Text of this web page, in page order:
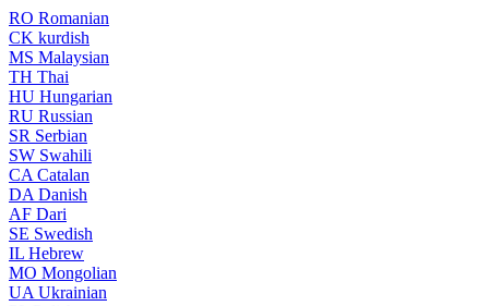
RO Romanian
CK kurdish
MS Malaysian
TH Thai
HU Hungarian
RU Russian
SR Serbian
SW Swahili
CA Catalan
DA Danish
AF Dari
SE Swedish
IL Hebrew
MO Mongolian
UA Ukrainian